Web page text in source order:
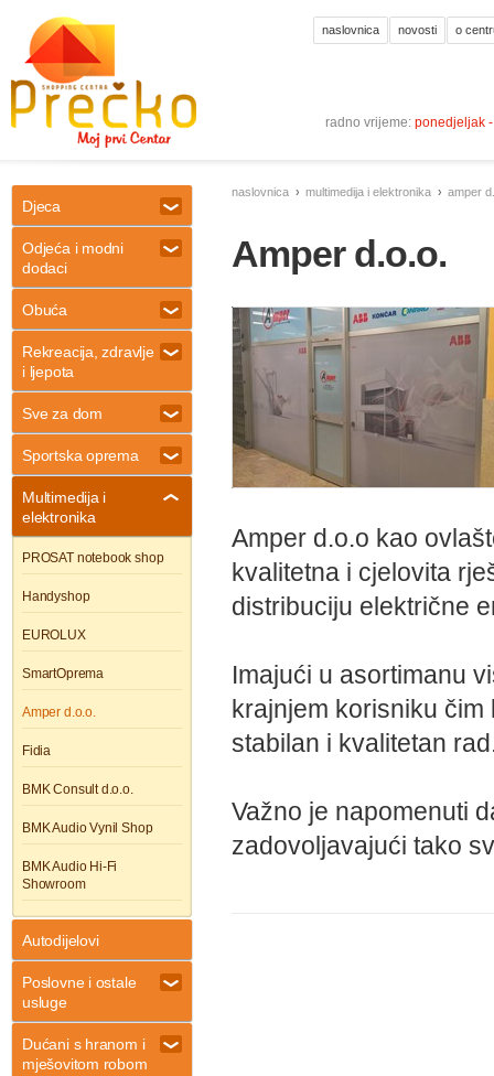
naslovnica novosti o
radno vrijeme: ponedjeljak
naslovnica multimedija i elektronika amper
Amper d.o.o.
Amper d.o.o kao
kvalitetna i cjelovita
distribuciju električne
Imajući u asortimanu
krajnjem korisniku
stabilan i kvalitetan
Važno je napomenuti
zadovoljavajući tako
Djeca
Odjeća i modni
dodaci
Obuća
Rekreacija, zdravlje
i ljepota
Sve za dom
Sportska oprema
Multimedija i
elektronika
PROSAT notebook shop
Handyshop
EUROLUX
SmartOprema
Amper d.o.o.
Fidia
BMK Consult d.o.o.
BMK Audio Vynil Shop
BMK Audio Hi-Fi
Showroom
Autodijelovi
Poslovne i ostale
usluge
Dućani s hranom i
mješovitom robom